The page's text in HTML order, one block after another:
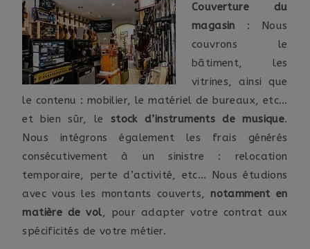
Couverture du
magasin : Nous
couvrons le
bâtiment, les
vitrines, ainsi que
le contenu : mobilier, le matériel de bureaux, etc…
et bien sûr, le stock d’instruments de musique.
Nous intégrons également les frais générés
consécutivement à un sinistre : relocation
temporaire, perte d’activité, etc… Nous étudions
avec vous les montants couverts,notamment en
matière de vol, pour adapter votre contrat aux
spécificités de votre métier.